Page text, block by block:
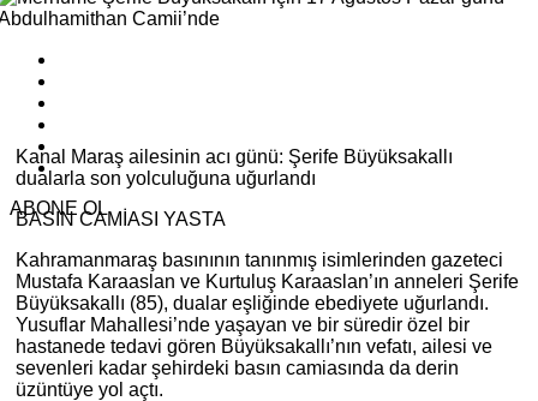
ABONE OL
Kanal Maraş ailesinin acı günü: Şerife Büyüksakallı
dualarla son yolculuğuna uğurlandı
BASIN CAMİASI YASTA
Kahramanmaraş basınının tanınmış isimlerinden gazeteci
Mustafa Karaaslan ve Kurtuluş Karaaslan’ın anneleri Şerife
Büyüksakallı (85), dualar eşliğinde ebediyete uğurlandı.
Yusuflar Mahallesi’nde yaşayan ve bir süredir özel bir
hastanede tedavi gören Büyüksakallı’nın vefatı, ailesi ve
sevenleri kadar şehirdeki basın camiasında da derin
üzüntüye yol açtı.